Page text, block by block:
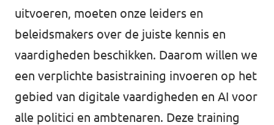
uitvoeren, moeten onze leiders en
beleidsmakers over de juiste kennis en
vaardigheden beschikken. Daarom willen we
een verplichte basistraining invoeren op het
gebied van digitale vaardigheden en AI voor
alle politici en ambtenaren. Deze training